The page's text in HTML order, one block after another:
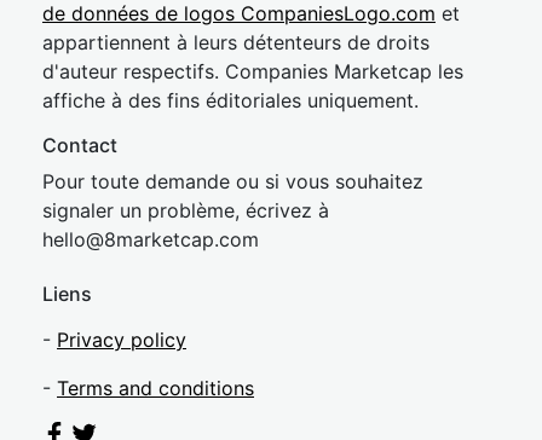
de données de logos CompaniesLogo.com et
appartiennent à leurs détenteurs de droits
d'auteur respectifs. Companies Marketcap les
affiche à des fins éditoriales uniquement.
Contact
Pour toute demande ou si vous souhaitez
signaler un problème, écrivez à
hello@8marketcap.com
Liens
- Privacy policy
- Terms and conditions